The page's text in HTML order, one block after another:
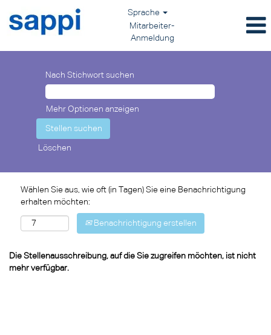
Sprache
Mitarbeiter-
Anmeldung
Nach Stichwort suchen
Mehr Optionen anzeigen
Löschen
Wählen Sie aus, wie oft (in Tagen) Sie eine Benachrichtigung
erhalten möchten:
Benachrichtigung erstellen
Die Stellenausschreibung, auf die Sie zugreifen möchten, ist nicht
mehr verfügbar.